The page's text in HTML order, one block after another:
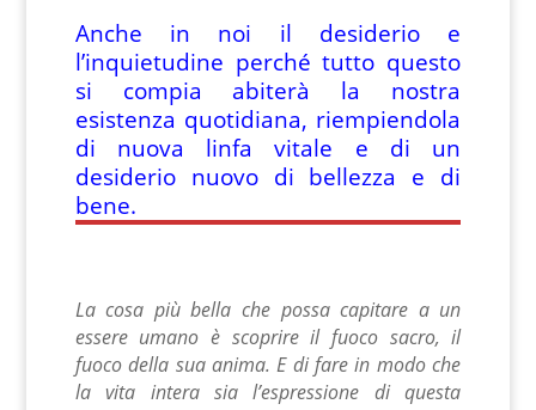
Anche in noi il desiderio e
l’inquietudine perché tutto questo
si compia abiterà la nostra
esistenza quotidiana, riempiendola
di nuova linfa vitale e di un
desiderio nuovo di bellezza e di
bene.
La cosa più bella che possa capitare a un
essere umanoè scoprire il fuoco sacro, il
fuoco della sua anima.E di fare in modo che
la vita intera sia l’espressione di questa